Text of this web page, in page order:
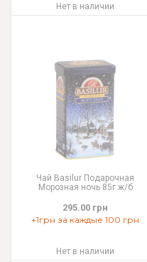
Нет в наличии
Чай Basilur Подарочная
Морозная ночь 85г ж/б
295.00 грн
+1грн за каждые 100 грн
Нет в наличии